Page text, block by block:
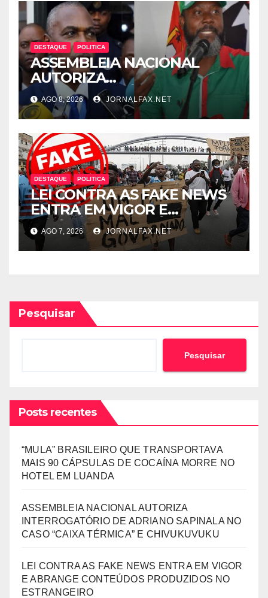
DESTAQUE POLITICA
ASSEMBLEIA NACIONAL
AUTORIZA
INTERROGATÓRIO DE
ADRIANO SAPINALA NO
CASO “CAIXA TÉRMICA” E
CHIVUKUVUKU
AGO 8, 2026 JORNALFAX.NET
DESTAQUE POLITICA
LEI CONTRA AS FAKE NEWS
ENTRA EM VIGOR E
ABRANGE CONTEÚDOS
PRODUZIDOS NO
ESTRANGEIRO
AGO 7, 2026 JORNALFAX.NET
Pesquisar
Pesquisar
Posts recentes
“MULA” BRASILEIRO QUE TRANSPORTAVA
MAIS 90 CÁPSULAS DE COCAÍNA MORRE NO
HOTEL EM LUANDA
ASSEMBLEIA NACIONAL AUTORIZA
INTERROGATÓRIO DE ADRIANO SAPINALA NO
CASO “CAIXA TÉRMICA” E CHIVUKUVUKU
LEI CONTRA AS FAKE NEWS ENTRA EM VIGOR
E ABRANGE CONTEÚDOS PRODUZIDOS NO
ESTRANGEIRO